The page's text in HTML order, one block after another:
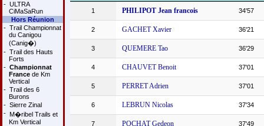
- ULTRA
CiMaSaRun
Hors Réunion
- Trail Championnat
du Canigou
(Canig�)
- Trail des Hauts
Forts
- Championnat
Francede Km
Vertical
- Trail des 6
Burons
- Sierre Zinal
- M�ribel Trails et
Km Vertical
1 PHILIPOT Jean francois 34'57
2 GACHET Xavier 36'21
3 QUEMERE Tao 36'29
4 CHAUVET Benoit 37'01
5 PERRET Adrien 37'01
6 LEBRUN Nicolas 37'34
7 POCHAT Gedeon 37'49